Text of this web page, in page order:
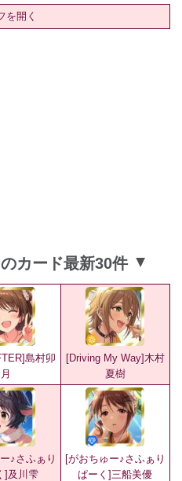
を開く
カード最新30件 ▲
島村卯
月
[Driving My Way]木村
夏樹
♪さふぁり
]及川雫
[がおちゅー♪さふぁり
ぱーく]三船美優